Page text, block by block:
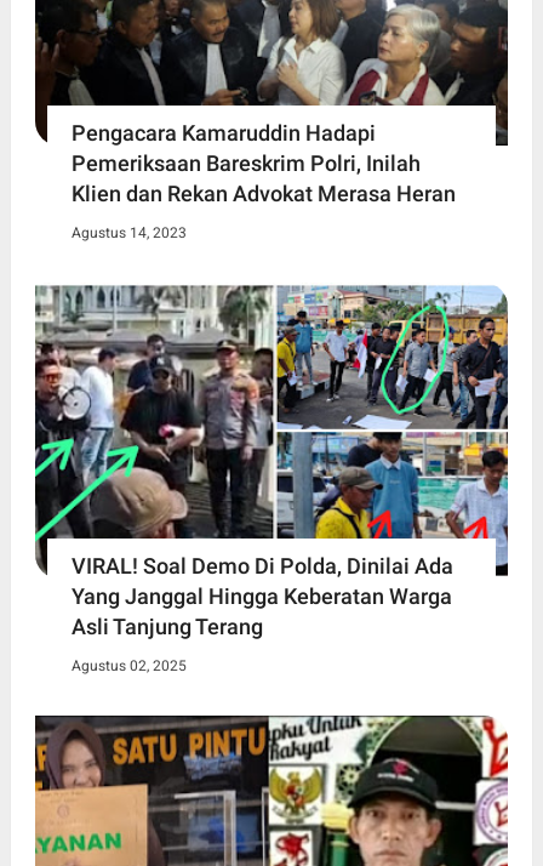
Pengacara Kamaruddin Hadapi
Pemeriksaan Bareskrim Polri, Inilah
Klien dan Rekan Advokat Merasa Heran
Agustus 14, 2023
VIRAL! Soal Demo Di Polda, Dinilai Ada
Yang Janggal Hingga Keberatan Warga
Asli Tanjung Terang
Agustus 02, 2025